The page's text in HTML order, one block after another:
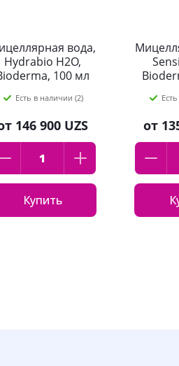
вода,
Hydrabio H2O,
100 мл
Есть в наличии (2)
146 900 UZS
Купить
от